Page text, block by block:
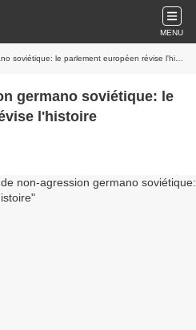
MENU
le parlement européen révise l'histoire
germano soviétique: le
l'histoire